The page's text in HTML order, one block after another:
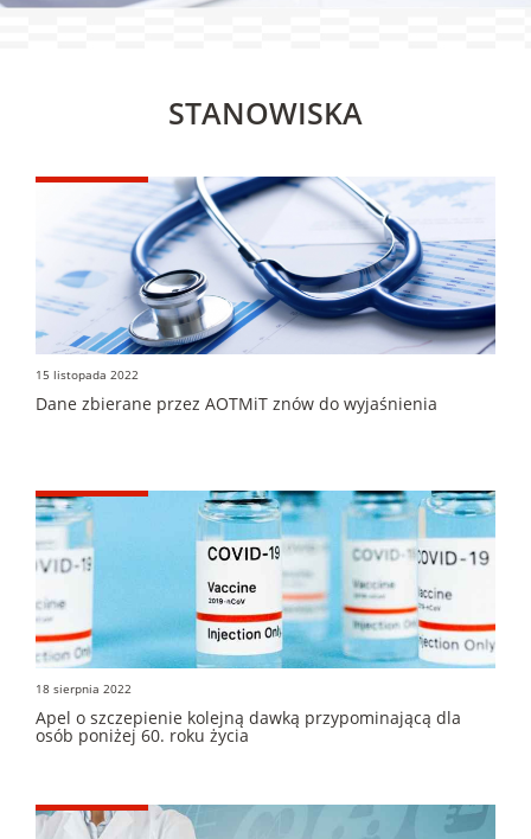
STANOWISKA
15 listopada 2022
Dane zbierane przez AOTMiT znów do wyjaśnienia
18 sierpnia 2022
Apel o szczepienie kolejną dawką przypominającą dla
osób poniżej 60. roku życia